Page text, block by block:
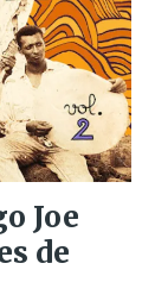
Joe
de